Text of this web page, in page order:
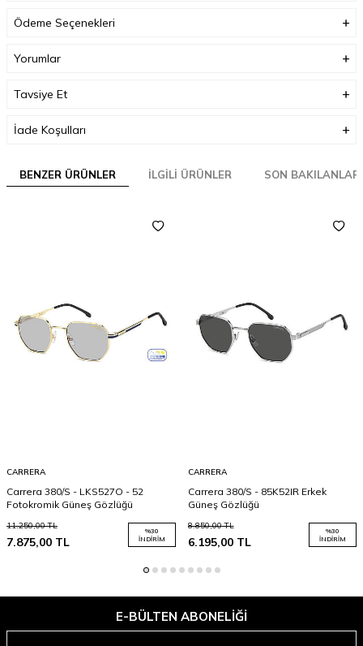
Ödeme Seçenekleri
Yorumlar
Tavsiye Et
İade Koşulları
BENZER ÜRÜNLER İLGILI ÜRÜNLER SON BAKILANLAR
CARRERA
Carrera 380/S - LKS527O - 52
Fotokromik Güneş Gözlüğü
11.250,00TL
7.875,00 TL
%30
İNDIRIM
CARRERA
Carrera 380/S - 85K52IR Erkek
Güneş Gözlüğü
8.850,00TL
6.195,00TL
%30
İNDIRIM
E-BÜLTEN ABONELIĞI